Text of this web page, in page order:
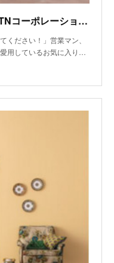
私の推し建材～TILE PARK（TNコーポレーション）『サブウェイタイル』、大建工業『ハピア 音配慮ドア』～
ください！」営業マン、
用しているお気に入り…